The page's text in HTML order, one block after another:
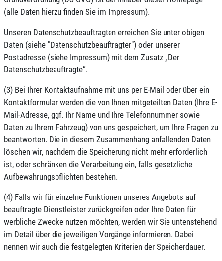
(alle Daten hierzu finden Sie im Impressum).
Unseren Datenschutzbeauftragten erreichen Sie unter obigen
Daten (siehe "Datenschutzbeauftragter") oder unserer
Postadresse (siehe Impressum) mit dem Zusatz „Der
Datenschutzbeauftragte“.
(3) Bei Ihrer Kontaktaufnahme mit uns per E-Mail oder über ein
Kontaktformular werden die von Ihnen mitgeteilten Daten (Ihre E-
Mail-Adresse, ggf. Ihr Name und Ihre Telefonnummer sowie
Daten zu Ihrem Fahrzeug) von uns gespeichert, um Ihre Fragen zu
beantworten. Die in diesem Zusammenhang anfallenden Daten
löschen wir, nachdem die Speicherung nicht mehr erforderlich
ist, oder schränken die Verarbeitung ein, falls gesetzliche
Aufbewahrungspflichten bestehen.
(4) Falls wir für einzelne Funktionen unseres Angebots auf
beauftragte Dienstleister zurückgreifen oder Ihre Daten für
werbliche Zwecke nutzen möchten, werden wir Sie untenstehend
im Detail über die jeweiligen Vorgänge informieren. Dabei
nennen wir auch die festgelegten Kriterien der Speicherdauer.